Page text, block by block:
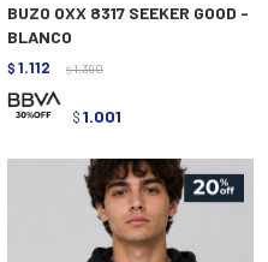
BUZO OXX 8317 SEEKER GOOD -
BLANCO
$ 1.112 $ 1.390
$ 1.001